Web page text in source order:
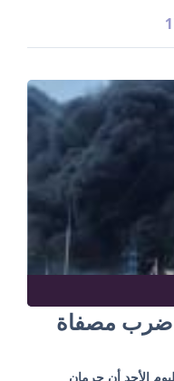
ضرب مصفاة
الأحد أن حرمان